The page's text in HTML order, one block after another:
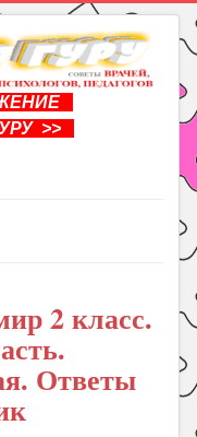
>>
2 класс.
Ответы